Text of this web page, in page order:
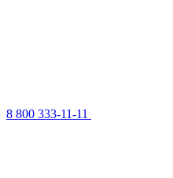
8 800 333-11-11